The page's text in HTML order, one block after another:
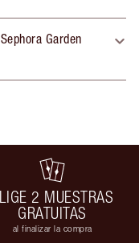
Garden
2 MUESTRAS
GRATUITAS
al finalizar la compra